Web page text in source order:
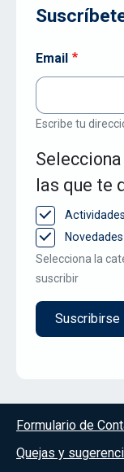
Email
Escribe tu
las que te
Actividades
Novedades
Selecciona la
suscribir
Menú del pie
Formulario de
Quejas y